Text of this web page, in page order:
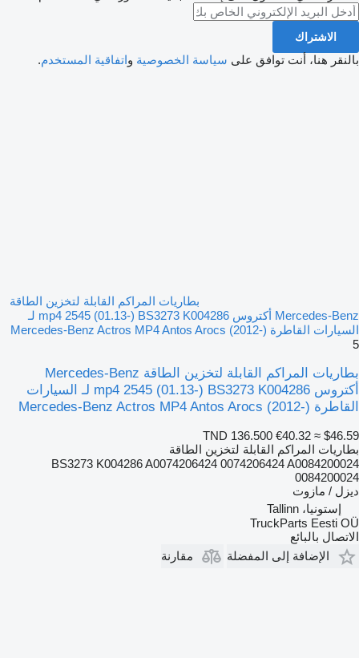
الاشتراك
بالنقر هنا، أنت توافق على سياسة الخصوصية واتفاقية المستخدم.
بطاريات المراكم القابلة لتخزين الطاقة
Mercedes-Benz أكتروس mp4 2545 (01.13-) BS3273 K004286 لـ
السيارات القاطرة Mercedes-Benz Actros MP4 Antos Arocs (2012-)
5
بطاريات المراكم القابلة لتخزين الطاقة Mercedes-Benz
أكتروس mp4 2545 (01.13-) BS3273 K004286 لـ السيارات
القاطرة Mercedes-Benz Actros MP4 Antos Arocs (2012-)
TND 136.500 €40.32 ≈ $46.59
بطاريات المراكم القابلة لتخزين الطاقة
BS3273 K004286 A0074206424 0074206424 A0084200024
0084200024
ديزل / مازوت
إستونيا، Tallinn
TruckParts Eesti OÜ
الاتصال بالبائع
الإضافة إلى المفضلة
مقارنة